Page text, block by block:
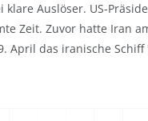
Auslöser. US-
Zeit. Zuvor hatte Iran
April das iranische